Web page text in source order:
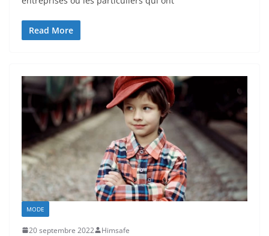
Read More
MODE
20 septembre 2022 Himsafe